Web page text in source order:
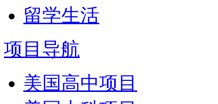
留学生活
项目导航
美国高中项目